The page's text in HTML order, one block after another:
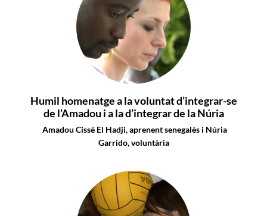
Humil homenatge a la voluntat d’integrar-se
de l’Amadou i a la d’integrar de la Núria
Amadou Cissé El Hadji, aprenent senegalès i Núria
Garrido, voluntària